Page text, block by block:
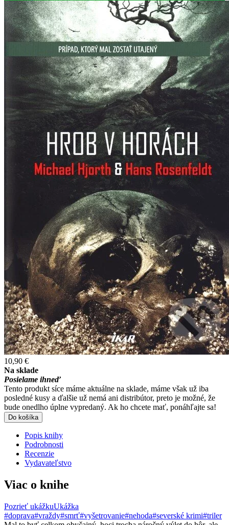
10,90 €
Na sklade
Posielame ihneď
Tento produkt síce máme aktuálne na sklade, máme však už iba
posledné kusy a ďalšie už nemá ani distribútor, preto je možné, že
bude onedlho úplne vypredaný. Ak ho chcete mať, ponáhľajte sa!
Do košíka
Popis knihy
Podrobnosti
Recenzie
Vydavateľstvo
Viac o knihe
Pozrieť ukážkuUkážka
#doprava#vraždy#smrť#vyšetrovanie#nehoda#severské krimi#triler